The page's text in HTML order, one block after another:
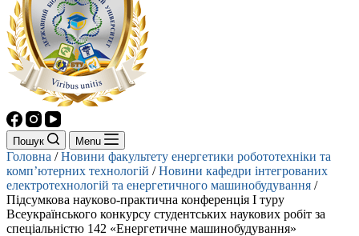
Пошук Menu
Головна /Новини факультету енергетики робототехніки та
комп’ютерних технологій /Новини кафедри інтегрованих
електротехнологій та енергетичного машинобудування /
Підсумкова науково-практична конференція І туру
Всеукраїнського конкурсу студентських наукових робіт за
спеціальністю 142 «Енергетичне машинобудування»